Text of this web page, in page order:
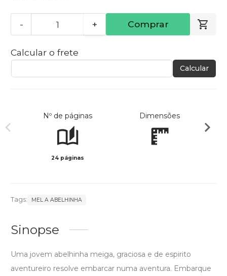
- + Comprar
Calcular o frete
Calcular
Nº de páginas
24 páginas
Dimensões
Tags: MEL A ABELHINHA
Sinopse
Uma jovem abelhinha meiga, graciosa e de espirito
aventureiro resolve embarcar numa aventura. Embarque